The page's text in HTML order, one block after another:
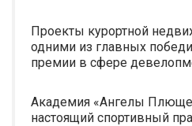
Проекты курортной
одними из главных
премии в сфере
Академия «Ангелы
настоящий спортивный